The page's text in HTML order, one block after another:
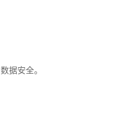
据安全。